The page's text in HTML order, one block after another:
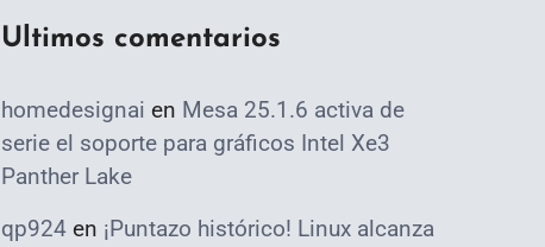
Ultimos comentarios
homedesignai en Mesa 25.1.6 activa de
serie el soporte para gráficos Intel Xe3
Panther Lake
qp924 en ¡Puntazo histórico! Linux alcanza